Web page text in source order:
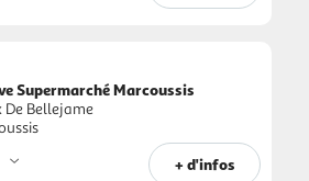
Supermarché Marcoussis
De Bellejame
+ d'infos